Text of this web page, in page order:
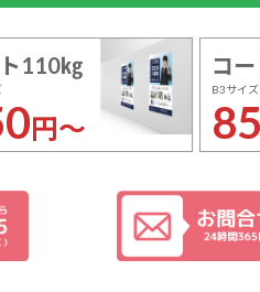
110㎏
円～
コ
B3サイズ